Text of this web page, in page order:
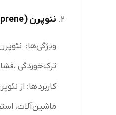
نئوپرن(Neoprene)
ویژگی‌ها:
ترک‌خوردگی
کاربردها: از
ماشین‌آلات،